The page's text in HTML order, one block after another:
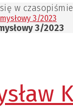
w czasopiśmie
3/2023